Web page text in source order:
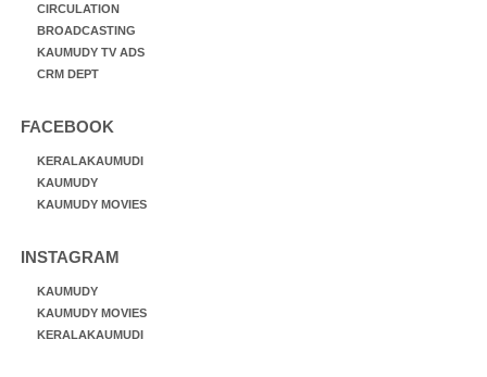
CIRCULATION
BROADCASTING
KAUMUDY TV ADS
CRM DEPT
FACEBOOK
KERALAKAUMUDI
KAUMUDY
KAUMUDY MOVIES
INSTAGRAM
KAUMUDY
KAUMUDY MOVIES
KERALAKAUMUDI